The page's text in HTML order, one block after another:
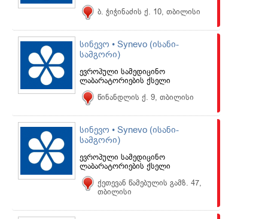
ბ. ჭიჭინაძის ქ. 10, თბილისი
სინევო • Synevo (ისანი-
სამგორი)
ევროპული სამედიცინო
ლაბარატორიების ქსელი
წინანდლის ქ. 9, თბილისი
სინევო • Synevo (ისანი-
სამგორი)
ევროპული სამედიცინო
ლაბარატორიების ქსელი
ქეთევან წამებულის გამზ. 47,
თბილისი